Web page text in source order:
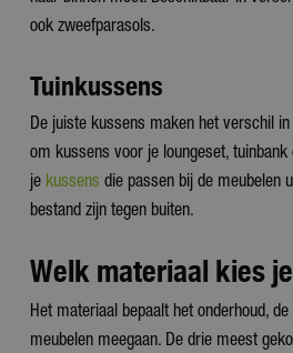
ook zweefparasols.
Tuinkussens
De juiste kussens maken het verschil
om kussens voor je loungeset, tuinbank
je kussens die passen bij de meubelen
bestand zijn tegen buiten.
Welk materiaal kies
Het materiaal bepaalt het onderhoud,
meubelen meegaan. De drie meest